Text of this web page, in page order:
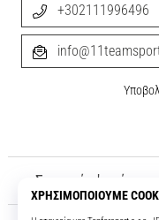
Σχετικά μ' εμάς
+302111996496